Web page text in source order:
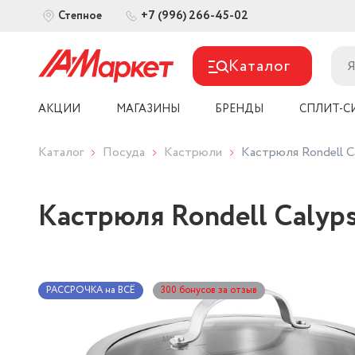
Степное +7 (996) 266-45-02
Каталог
АКЦИИ МАГАЗИНЫ БРЕНДЫ СПЛИТ-
Каталог Посуда Кастрюли Кастрюля Rondell
Кастрюля Rondell
РАССРОЧКА на ВСЁ 300 бонусов за отзыв